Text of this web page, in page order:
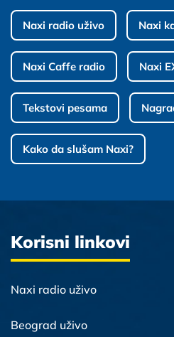
Naxi radio uživo Naxi
Naxi Caffe radio Naxi
Tekstovi pesama
Kako da slušam Naxi?
Korisni linkovi
Naxi radio uživo
Beograd uživo